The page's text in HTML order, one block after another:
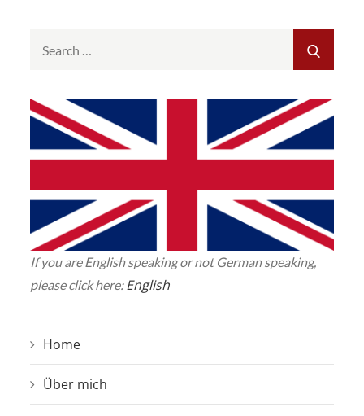
If you are English speaking or not German speaking,
please click here:English
Home
Über mich